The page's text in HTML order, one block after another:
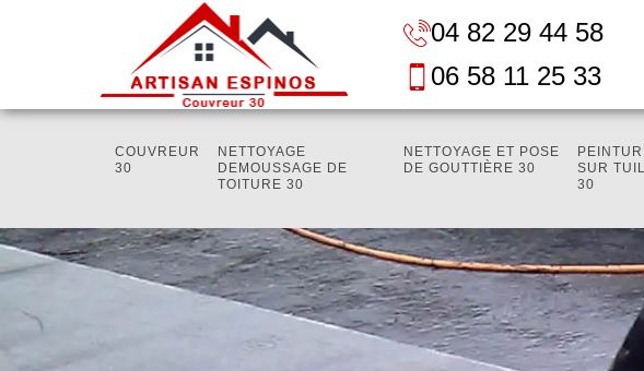
04 82 29 44 58
06 58 11 25 33
COUVREUR
30
NETTOYAGE
DEMOUSSAGE DE
TOITURE 30
NETTOYAGE ET POSE
DE GOUTTIÈRE 30
SUR
30